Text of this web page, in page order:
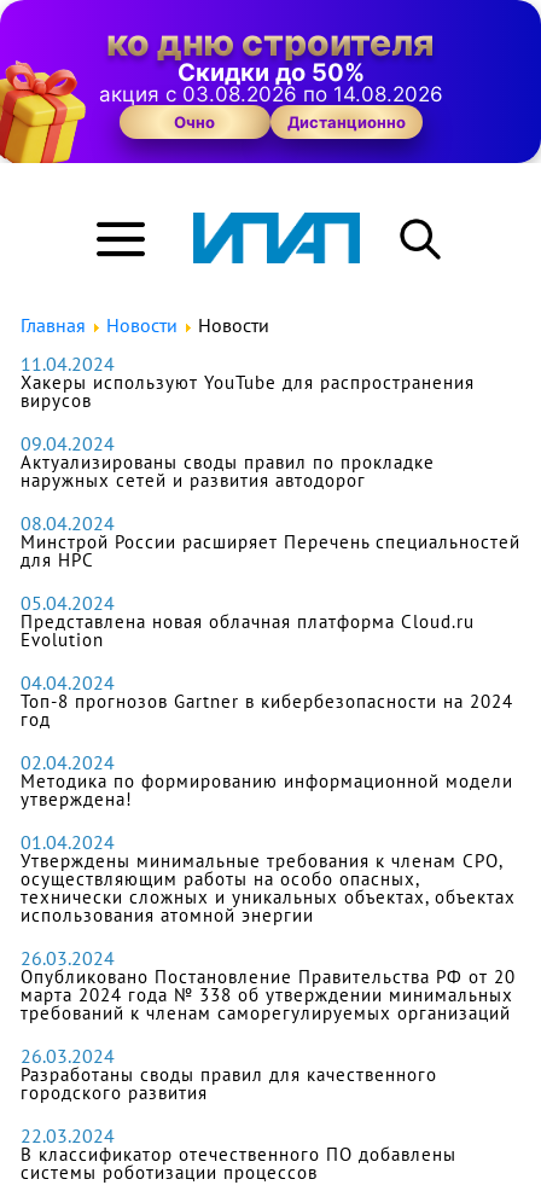
ко дню строителя
Скидки до 50%
акция с 03.08.2026 по 14.08.2026
Очно Дистанционно
Главная Новости
Новости
11.04.2024
Хакеры используют YouTube для распространения
вирусов
09.04.2024
Актуализированы своды правил по прокладке
наружных сетей и развития автодорог
08.04.2024
Минстрой России расширяет Перечень специальностей
для НРС
05.04.2024
Представлена новая облачная платформа Cloud.ru
Evolution
04.04.2024
Топ-8 прогнозов Gartner в кибербезопасности на 2024
год
02.04.2024
Методика по формированию информационной модели
утверждена!
01.04.2024
Утверждены минимальные требования к членам СРО,
осуществляющим работы на особо опасных,
технически сложных и уникальных объектах, объектах
использования атомной энергии
26.03.2024
Опубликовано Постановление Правительства РФ от 20
марта 2024 года № 338 об утверждении минимальных
требований к членам саморегулируемых организаций
26.03.2024
Разработаны своды правил для качественного
городского развития
22.03.2024
В классификатор отечественного ПО добавлены
системы роботизации процессов